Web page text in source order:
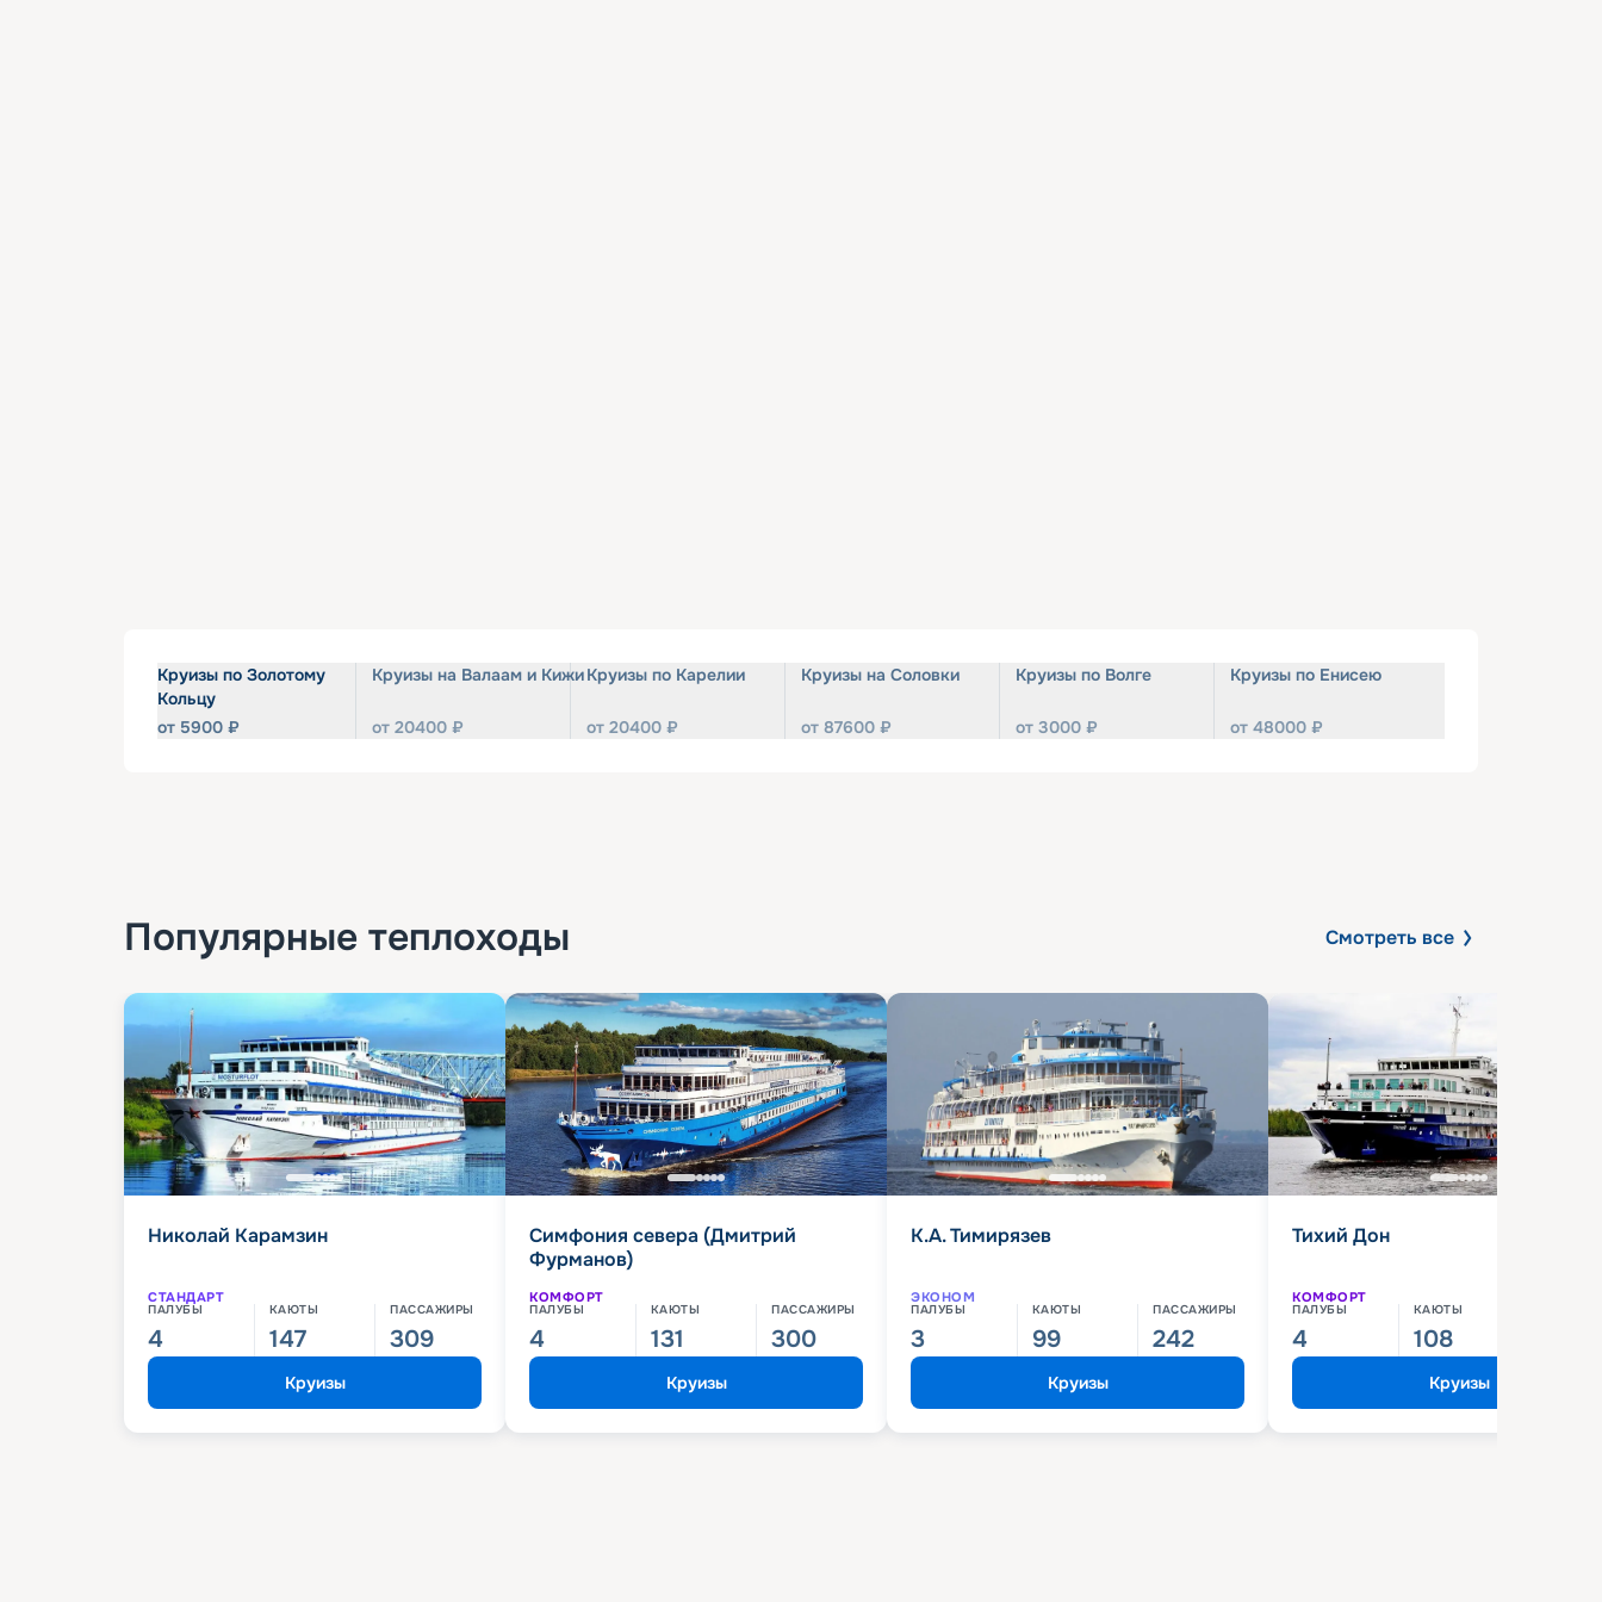
Круизы по Золотому
Кольцу
от 5900 ₽
Круизы на Валаам и Кижи
от 20400 ₽
Круизы по Карелии
от 20400 ₽
Круизы на Соловки
от 87600 ₽
Круизы по Волге
от 3000 ₽
Круизы по Енисею
от 48000 ₽
Популярные теплоходы Смотреть все
Николай Карамзин
СТАНДАРТ
ПАЛУБЫ
4
КАЮТЫ
147
ПАССАЖИРЫ
309
Круизы
Симфония севера (Дмитрий
Фурманов)
КОМФОРТ
ПАЛУБЫ
4
КАЮТЫ
131
ПАССАЖИРЫ
300
Круизы
К.А. Тимирязев
ЭКОНОМ
ПАЛУБЫ
3
КАЮТЫ
99
ПАССАЖИРЫ
242
Круизы
Тихий Дон
КОМФОРТ
ПАЛУБЫ
4
КАЮТЫ
108
Круизы